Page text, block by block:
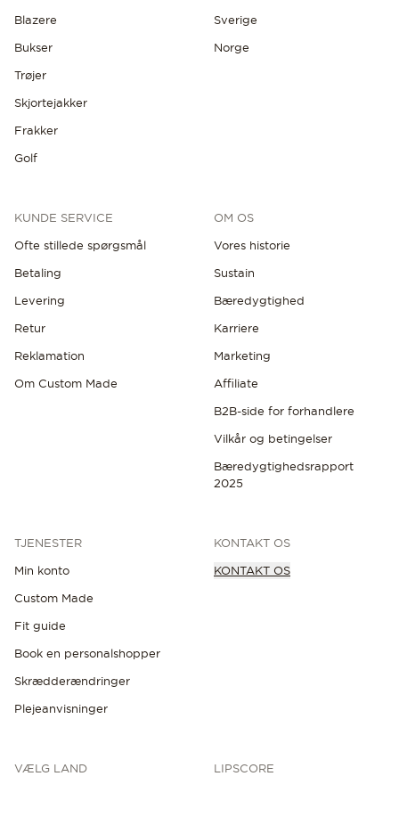
Blazere
Bukser
Trøjer
Skjortejakker
Frakker
Golf
Sverige
Norge
KUNDE SERVICE
Ofte stillede spørgsmål
Betaling
Levering
Retur
Reklamation
Om Custom Made
OM OS
Vores historie
Sustain
Bæredygtighed
Karriere
Marketing
Affiliate
B2B-side for forhandlere
Vilkår og betingelser
Bæredygtighedsrapport
2025
TJENESTER
Min konto
Custom Made
Fit guide
Book en personalshopper
Skrædderændringer
Plejeanvisninger
KONTAKT OS
KONTAKT OS
VÆLG LAND LIPSCORE